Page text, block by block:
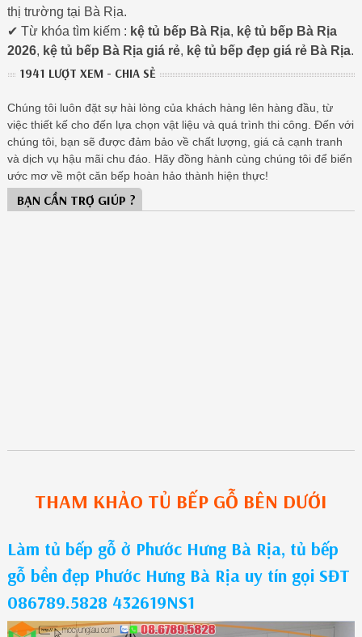
thị trường tại Bà Rịa.
✔ Từ khóa tìm kiếm : kệ tủ bếp Bà Rịa, kệ tủ bếp Bà Rịa
2026, kệ tủ bếp Bà Rịa giá rẻ, kệ tủ bếp đẹp giá rẻ Bà Rịa.
1941 LƯỢT XEM - CHIA SẺ
Chúng tôi luôn đặt sự hài lòng của khách hàng lên hàng đầu, từ
việc thiết kế cho đến lựa chọn vật liệu và quá trình thi công. Đến với
chúng tôi, bạn sẽ được đảm bảo về chất lượng, giá cả cạnh tranh
và dịch vụ hậu mãi chu đáo. Hãy đồng hành cùng chúng tôi để biến
ước mơ về một căn bếp hoàn hảo thành hiện thực!
BẠN CẦN TRỢ GIÚP ?
THAM KHẢO TỦ BẾP GỖ BÊN DƯỚI
Làm tủ bếp gỗ ở Phước Hưng Bà Rịa, tủ bếp
gỗ bền đẹp Phước Hưng Bà Rịa uy tín gọi SĐT
086789.5828 432619NS1